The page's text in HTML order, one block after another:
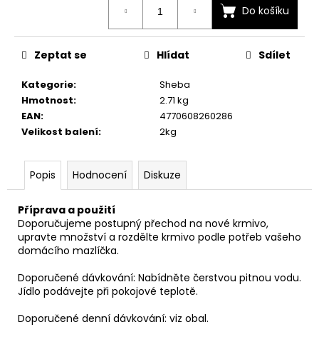
Do košíku
Kategorie:
Sheba
Hmotnost:
2.71 kg
EAN:
4770608260286
Velikost balení: 2kg
Zeptat se Hlídat Sdílet
Popis Hodnocení Diskuze
Příprava a použití
Doporučujeme postupný přechod na nové krmivo,
upravte množství a rozdělte krmivo podle potřeb vašeho
domácího mazlíčka.
Doporučené dávkování: Nabídněte čerstvou pitnou vodu.
Jídlo podávejte při pokojové teplotě.
Doporučené denní dávkování: viz obal.
r
u
č
u
e
m